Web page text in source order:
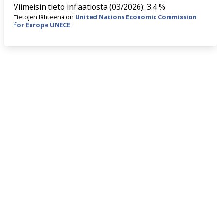
Viimeisin tieto inflaatiosta (03/2026): 3.4 %
Tietojen lähteenä on United Nations Economic Commission
for Europe UNECE.